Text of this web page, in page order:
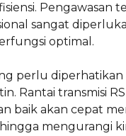
Pengawasan
sangat
optimal.
perlu diperhatikan
Rantai transmisi
baik akan cepat
mengurangi